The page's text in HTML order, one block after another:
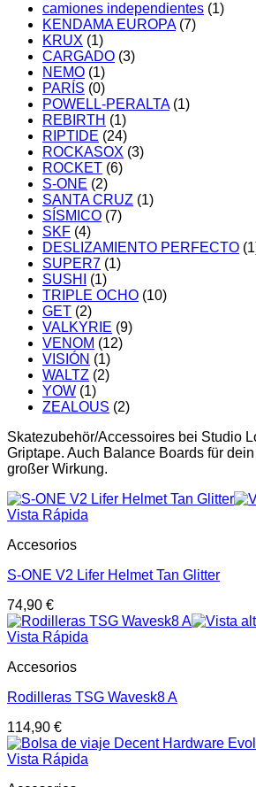
camiones independientes (1)
KENDAMA EUROPA (7)
KRUX (1)
CARGADO (3)
NEMO (1)
PARÍS (0)
POWELL-PERALTA (1)
REBIRTH (1)
RIPTIDE (24)
ROCKASOX (3)
ROCKET (6)
S-ONE (2)
SANTA CRUZ (1)
SÍSMICO (7)
SKF (4)
DESLIZAMIENTO PERFECTO
SUPER7 (1)
SUSHI
(1)
TRIPLE OCHO (10)
GET (2)
VALKYRIE (9)
VENOM (12)
VISIÓN (1)
WALTZ (2)
YOW (1)
ZEALOUS (2)
Skatezubehör/Accessoires bei Studio
Griptape. Auch Balance Boards für
großer Wirkung.
Vista Rápida
Accesorios
S-ONE V2 Lifer Helmet Tan Glitter
74,90 €
Vista Rápida
Accesorios
Rodilleras TSG Wavesk8 A
114,90 €
Vista Rápida